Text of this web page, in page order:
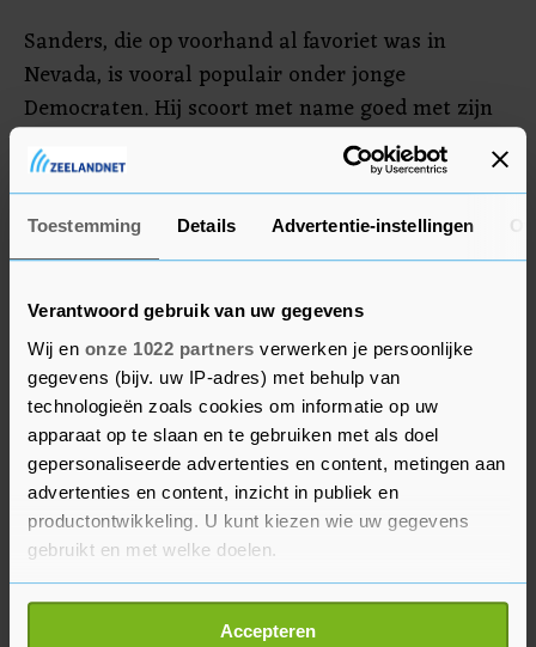
Toestemming Details Advertentie-instellingen
Verantwoord gebruik van uw gegevens
Wij en onze 1022 partners verwerken je persoonlijke
gegevens (bijv. uw IP-adres) met behulp van
technologieën zoals cookies om informatie op uw
apparaat op te slaan en te gebruiken met als doel
gepersonaliseerde advertenties en content, metingen aan
advertenties en content, inzicht in publiek en
productontwikkeling. U kunt kiezen wie uw gegevens
gebruikt en met welke doelen.
Als u het toestaat, willen we ook graag:
Informatie verzamelen over uw geografische
Accepteren
Sanders, die op voorhand al favoriet was in
Nevada, is vooral populair onder jonge
Democraten. Hij scoort met name goed met zijn
plannen voor de gezondheidszorg. Ook bij
eerdere voorverkiezingen in Iowa en New
Hampshire was hij populair.